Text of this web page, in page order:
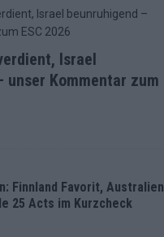
Israel
unser Kommentar zum
Finnland Favorit, Australien
25 Acts im Kurzcheck